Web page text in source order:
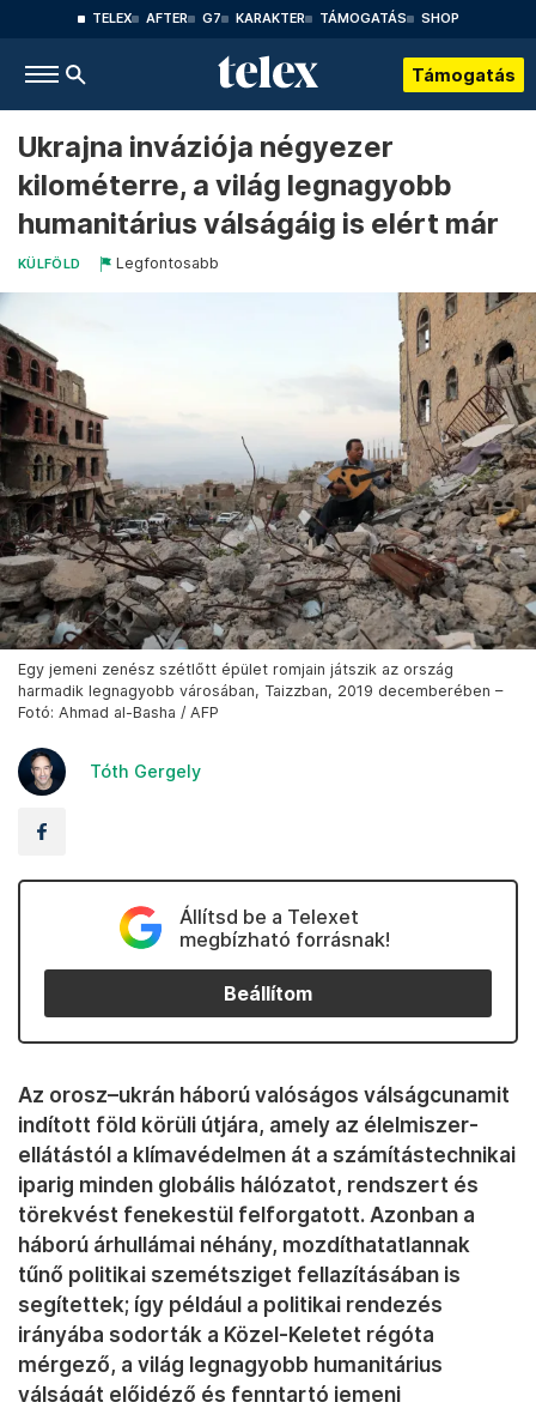
TELEX AFTER G7 KARAKTER TÁMOGATÁS SHOP
Támogatás
Ukrajna inváziója négyezer
kilométerre, a világ legnagyobb
humanitárius válságáig is elért már
KÜLFÖLD Legfontosabb
Egy jemeni zenész szétlőtt épület romjain játszik az ország
harmadik legnagyobb városában, Taizzban, 2019 decemberében –
Fotó: Ahmad al-Basha / AFP
Tóth Gergely
Állítsd be a Telexet
megbízható forrásnak!
Beállítom
Az orosz–ukrán háború valóságos válságcunamit
indított föld körüli útjára, amely az élelmiszer-
ellátástól a klímavédelmen át a számítástechnikai
iparig minden globális hálózatot, rendszert és
törekvést fenekestül felforgatott. Azonban a
háború árhullámai néhány, mozdíthatatlannak
tűnő politikai szemétsziget fellazításában is
segítettek; így például a politikai rendezés
irányába sodorták a Közel-Keletet régóta
mérgező, a világ legnagyobb humanitárius
válságát előidéző és fenntartó jemeni